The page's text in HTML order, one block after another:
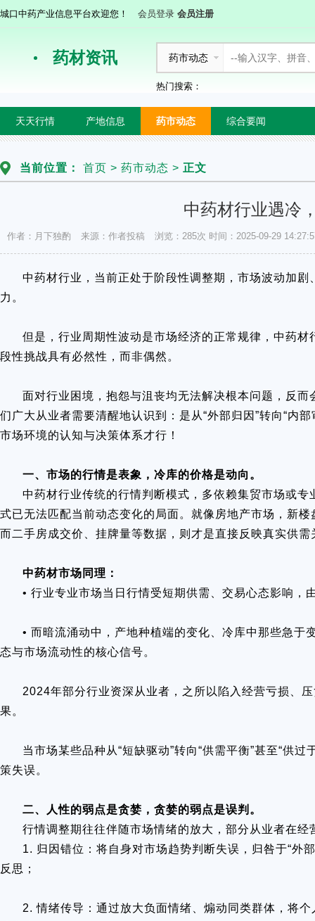
城口中药产业信息平台欢迎您！ 会员登录 会员注册
药材资讯 药市动态
热门搜索：
天天行情 产地信息 药市动态 综合要闻
当前位置： 首页 > 药市动态 > 正文
中药材行业遇冷
作者：月下独酌 来源：作者投稿 浏览：285次 时间：2025-09-29
中药材行业，当前正处于阶段性调整期，市场波动加
力。
但是，行业周期性波动是市场经济的正常规律，中药
段性挑战具有必然性，而非偶然。
面对行业困境，抱怨与沮丧均无法解决根本问题，反
们广大从业者需要清醒地认识到：是从“外部归因”转向“内
市场环境的认知与决策体系才行！
一、市场的行情是表象，冷库的价格是动向。
中药材行业传统的行情判断模式，多依赖集贸市场或
式已无法匹配当前动态变化的局面。就像房地产市场，新
而二手房成交价、挂牌量等数据，则才是直接反映真实供
中药材市场同理：
• 行业专业市场当日行情受短期供需、交易心态影响
• 而暗流涌动中，产地种植端的变化、冷库中那些急
态与市场流动性的核心信号。
2024年部分行业资深从业者，之所以陷入经营亏损、
果。
当市场某些品种从“短缺驱动”转向“供需平衡”甚至“供
策失误。
二、人性的弱点是贪婪，贪婪的弱点是误判。
行情调整期往往伴随市场情绪的放大，部分从业者在经
1. 归因错位：将自身对市场趋势判断失误，归咎于“外
反思；
2. 情绪传导：通过放大负面情绪、煽动同类群体，将